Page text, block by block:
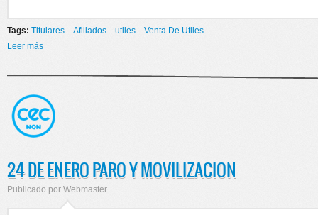
Tags: Titulares Afiliados utiles
Venta De Utiles
Leer más
24 DE ENERO PARO Y MOVILIZACION
Publicado por Webmaster